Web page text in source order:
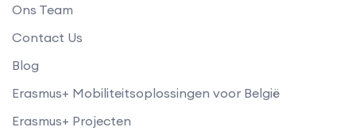
Ons Team
Contact Us
Blog
Erasmus+ Mobiliteitsoplossingen voor België
Erasmus+ Projecten